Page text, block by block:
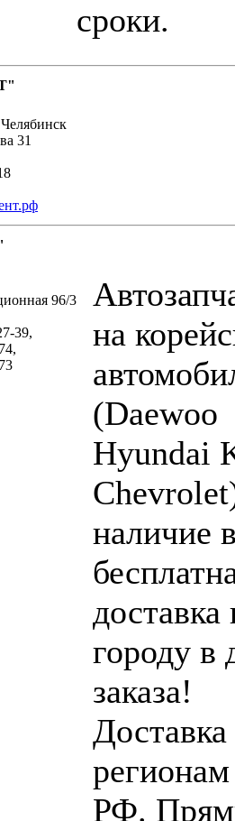
сроки.
31
96/3
39,
на
(Daewoo
Hyundai
наличие
доставка
городу в
заказа!
РФ.